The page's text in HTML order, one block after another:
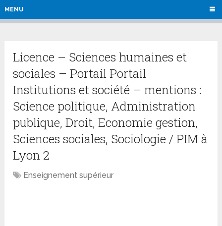
MENU
Licence – Sciences humaines et
sociales – Portail Portail
Institutions et société – mentions :
Science politique, Administration
publique, Droit, Economie gestion,
Sciences sociales, Sociologie / PIM à
Lyon 2
Enseignement supérieur